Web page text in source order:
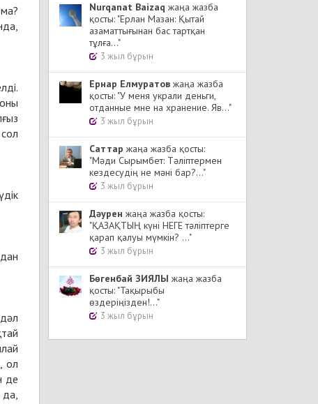
ол
де
да,
Nurqanat Baizaq жаңа жазба
қосты: "Ерлан Мазан: Қытай
азаматтығынан бас тартқан
тұлға..."
3 жыл бұрын
Ернар Елмуратов жаңа жазба
қосты: "У меня украли деньги,
отданные мне на хранение. Яв..."
3 жыл бұрын
Cаттар жаңа жазба қосты:
"Мәди Сырымбет: Тәліптермен
кездесудің не мәні бар?..."
3 жыл бұрын
Дәурен жаңа жазба қосты:
"ҚАЗАҚТЫҢ күні НЕГЕ тәліптерге
қарап қалуы мүмкін? ..."
3 жыл бұрын
Бөгенбай ЗИЯЛЫ жаңа жазба
қосты: "Тақырыбы
өздеріңізден!..."
3 жыл бұрын